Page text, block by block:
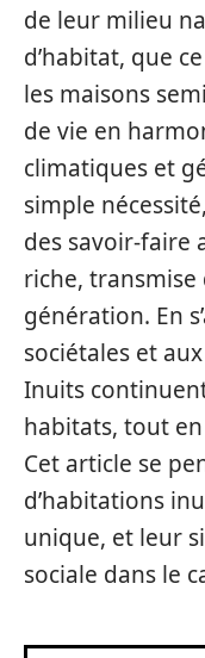
de leur milieu
d’habitat, que
les maisons
de vie en
climatiques et
simple
des savoir-faire
riche,
génération. En
sociétales et
Inuits
habitats, tout
Cet article se
d’habitations
unique, et leur
sociale dans le